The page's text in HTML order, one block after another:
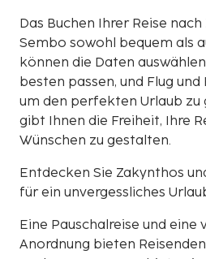
Das Buchen Ihrer Reise
Sembo sowohl bequem als
können die Daten
besten passen, und Flug
um den perfekten Urlaub zu
gibt Ihnen die Freiheit, Ihre
Wünschen zu gestalten.
Entdecken Sie Zakynthos
für ein unvergessliches
Eine Pauschalreise und eine
Anordnung bieten